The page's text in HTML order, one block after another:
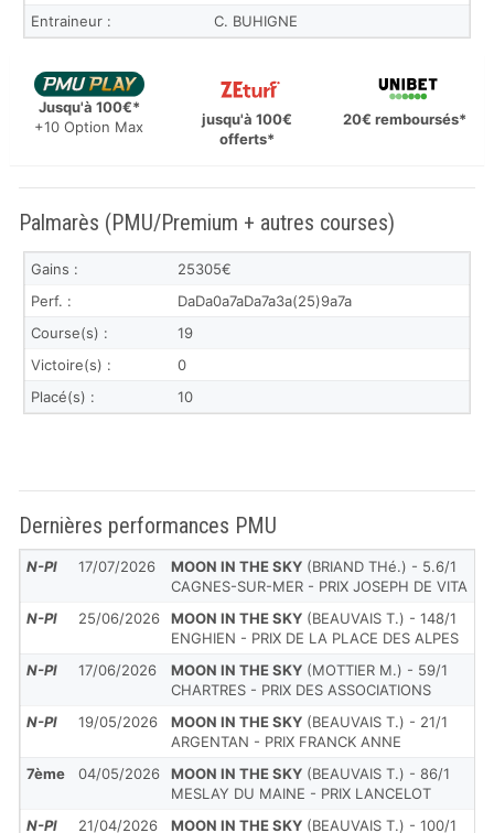
Entraineur :
C. BUHIGNE
Jusqu'à 100€*
+10 Option Max
jusqu'à 100€
offerts*
20€ remboursés*
Palmarès (PMU/Premium + autres courses)
Gains :
25305€
Perf. :
DaDa0a7aDa7a3a(25)9a7a
Course(s) :
19
Victoire(s) :
0
Placé(s) :
10
Dernières performances PMU
N-Pl 17/07/2026 MOON IN THE SKY (BRIAND THé.) - 5.6/1
CAGNES-SUR-MER - PRIX JOSEPH DE VITA
N-Pl
25/06/2026 MOON IN THE SKY (BEAUVAIS T.) - 148/1
ENGHIEN - PRIX DE LA PLACE DES ALPES
N-Pl
17/06/2026 MOON IN THE SKY (MOTTIER M.) - 59/1
CHARTRES - PRIX DES ASSOCIATIONS
N-Pl
19/05/2026 MOON IN THE SKY (BEAUVAIS T.) - 21/1
ARGENTAN - PRIX FRANCK ANNE
7ème
04/05/2026 MOON IN THE SKY (BEAUVAIS T.) - 86/1
MESLAY DU MAINE - PRIX LANCELOT
N-Pl
21/04/2026 MOON IN THE SKY (BEAUVAIS T.) - 100/1